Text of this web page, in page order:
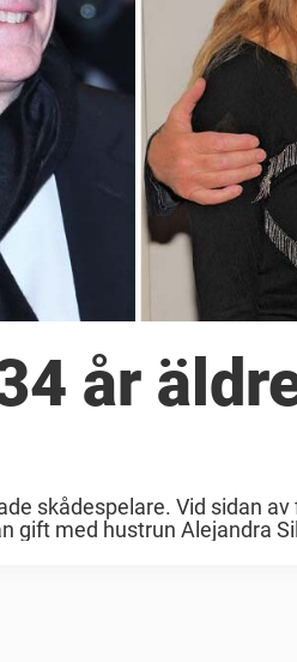
år
skådespelare. Vid sidan
med hustrun Alejandra